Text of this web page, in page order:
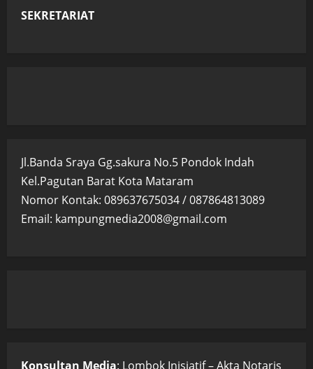
SEKRETARIAT
Jl.Banda Sraya Gg.sakura No.5 Pondok Indah
Kel.Pagutan Barat Kota Mataram
Nomor Kontak: 089637675034 / 087864813089
Email: kampungmedia2008@gmail.com
Konsultan Media: Lombok Inisiatif – Akta Notaris